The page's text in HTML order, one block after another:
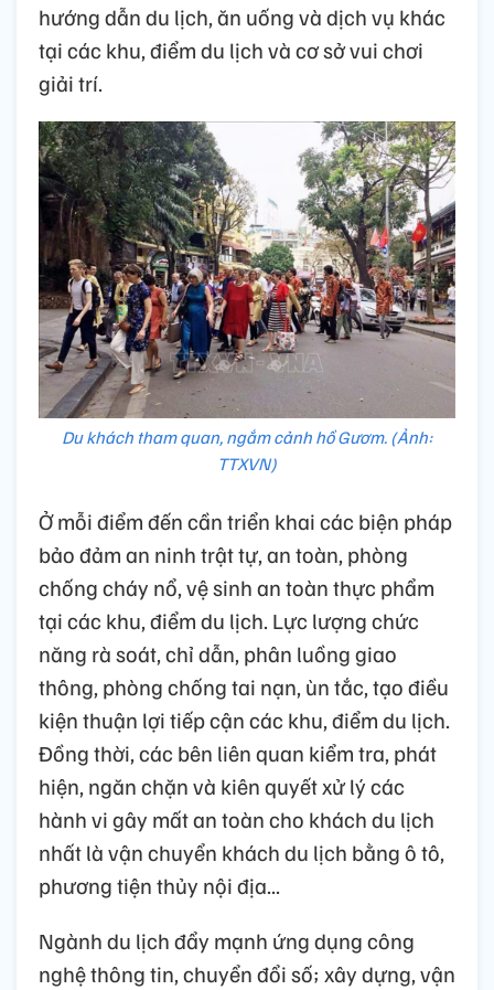
hướng dẫn du lịch, ăn uống và dịch vụ khác
tại các khu, điểm du lịch và cơ sở vui chơi
giải trí.
Du khách tham quan, ngắm cảnh hồ Gươm. (Ảnh:
TTXVN)
Ở mỗi điểm đến cần triển khai các biện pháp
bảo đảm an ninh trật tự, an toàn, phòng
chống cháy nổ, vệ sinh an toàn thực phẩm
tại các khu, điểm du lịch. Lực lượng chức
năng rà soát, chỉ dẫn, phân luồng giao
thông, phòng chống tai nạn, ùn tắc, tạo điều
kiện thuận lợi tiếp cận các khu, điểm du lịch.
Đồng thời, các bên liên quan kiểm tra, phát
hiện, ngăn chặn và kiên quyết xử lý các
hành vi gây mất an toàn cho khách du lịch
nhất là vận chuyển khách du lịch bằng ô tô,
phương tiện thủy nội địa...
Ngành du lịch đẩy mạnh ứng dụng công
nghệ thông tin, chuyển đổi số; xây dựng, vận